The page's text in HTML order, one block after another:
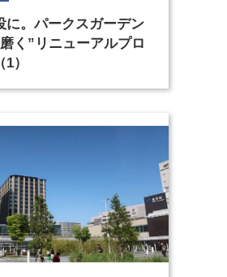
に。パークスガーデン
く”リニューアルプロ
）